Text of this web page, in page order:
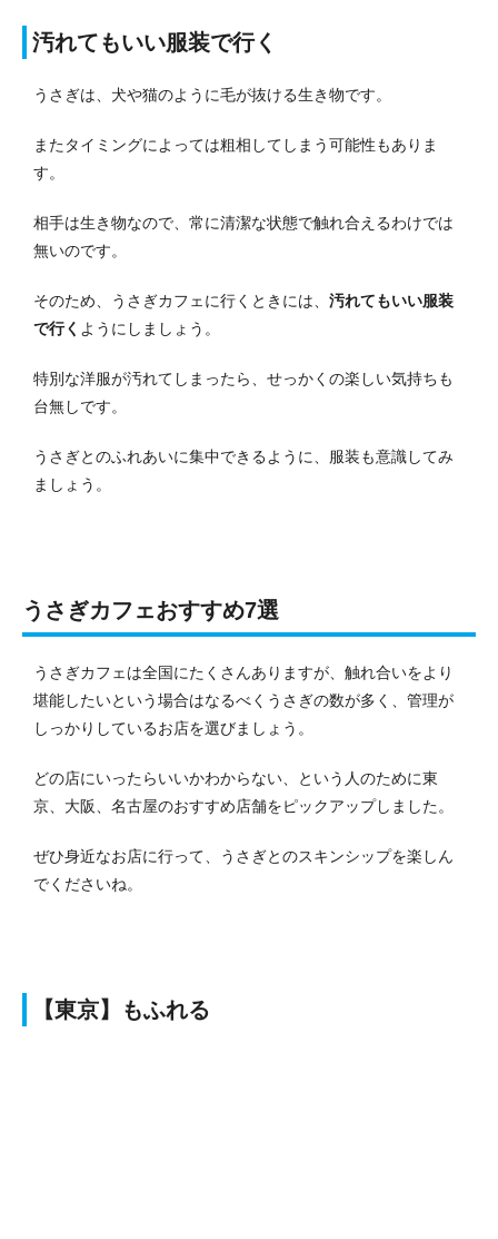
汚れてもいい服装で行く
うさぎは、犬や猫のように毛が抜ける生き物です。
またタイミングによっては粗相してしまう可能性もありま
す。
相手は生き物なので、常に清潔な状態で触れ合えるわけでは
無いのです。
そのため、うさぎカフェに行くときには、 汚れてもいい服装
で行く ようにしましょう。
特別な洋服が汚れてしまったら、せっかくの楽しい気持ちも
台無しです。
うさぎとのふれあいに集中できるように、服装も意識してみ
ましょう。
うさぎカフェおすすめ7選
うさぎカフェは全国にたくさんありますが、触れ合いをより
堪能したいという場合はなるべくうさぎの数が多く、管理が
しっかりしているお店を選びましょう。
どの店にいったらいいかわからない、という人のために東
京、大阪、名古屋のおすすめ店舗をピックアップしました。
ぜひ身近なお店に行って、うさぎとのスキンシップを楽しん
でくださいね。
【東京】もふれる